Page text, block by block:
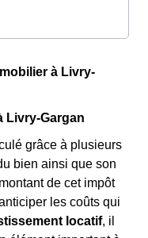
à Livry-
Livry-Gargan
grâce à plusieurs
bien ainsi que son
de cet impôt
les coûts qui
locatif, il